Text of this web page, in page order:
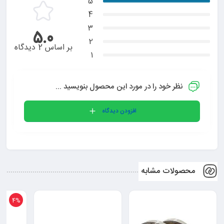
4
3
2
1
5.0بر اساس 2 دیدگاه
نظر خود را در مورد این محصول بنویسید ...
افزودن دیدگاه
محصولات مشابه
4%